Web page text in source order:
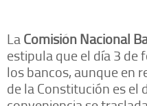
LaComisión Nacional
estipula que el día 3 de
los bancos, aunque en
de la Constitución es el